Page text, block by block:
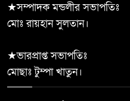
১০
★সম্পাদক মন্ডলীর সভাপতিঃ
মোঃ রায়হান সুলতান।
★ভারপ্রাপ্ত সভাপতিঃ
মোছাঃ টুম্পা খাতুন।